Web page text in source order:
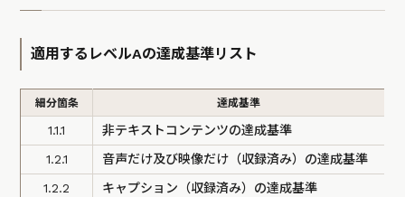
適用するレベルAの達成基準リスト
細分箇条 達成基準
1.1.1
非テキストコンテンツの達成基準
1.2.1
音声だけ及び映像だけ（収録済み）の達成基準
1.2.2
キャプション（収録済み）の達成基準